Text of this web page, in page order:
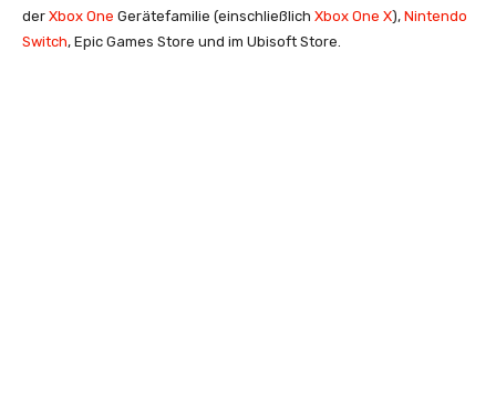
der Xbox One Gerätefamilie (einschließlich Xbox One X), Nintendo
Switch, Epic Games Store und im Ubisoft Store.